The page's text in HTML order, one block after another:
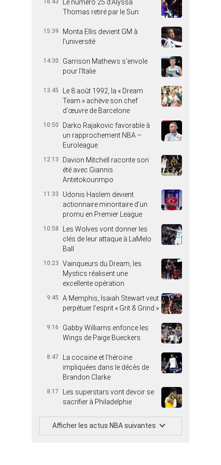
16:43
Le numéro 25 d’Alyssa
Thomas retiré par le Sun
15:39
Monta Ellis devient GM à
l’université
14:30
Garrison Mathews s’envole
pour l’Italie
13:45
Le 8 août 1992, la « Dream
Team » achève son chef
d’œuvre de Barcelone
10:50
Darko Rajakovic favorable à
un rapprochement NBA –
Euroleague
12:13
Davion Mitchell raconte son
été avec Giannis
Antetokounmpo
11:33
Udonis Haslem devient
actionnaire minoritaire d’un
promu en Premier League
10:58
Les Wolves vont donner les
clés de leur attaque à LaMelo
Ball
10:23
Vainqueurs du Dream, les
Mystics réalisent une
excellente opération
9:45
A Memphis, Isaiah Stewart veut
perpétuer l’esprit « Grit & Grind »
9:16
Gabby Williams enfonce les
Wings de Paige Bueckers
8:47
La cocaïne et l’héroïne
impliquées dans le décès de
Brandon Clarke
8:17
Les superstars vont devoir se
sacrifier à Philadelphie
Afficher les actus NBA suivantes